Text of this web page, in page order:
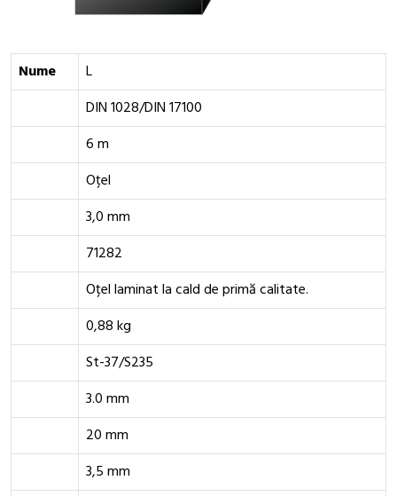
Nume
L
DIN 1028/DIN 17100
6 m
Oțel
3,0 mm
71282
Oțel laminat la cald de primă calitate.
0,88 kg
St-37/S235
3.0 mm
20 mm
3,5 mm